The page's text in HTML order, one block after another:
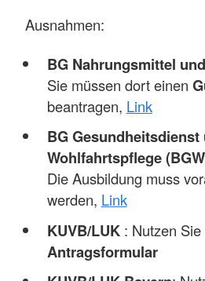
Ausnahmen:
BG Nahrungsmittel
Sie müssen dort einen
beantragen, Link
BG Gesundheitsdienst
Wohlfahrtspflege
Die Ausbildung muss
werden, Link
KUVB/LUK : Nutzen
Antragsformular